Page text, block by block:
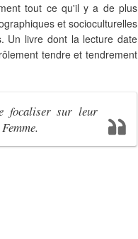
tout ce qu'il y a de plus
et socioculturelles
Un livre dont la lecture date
tendre et tendrement
focaliser sur leur